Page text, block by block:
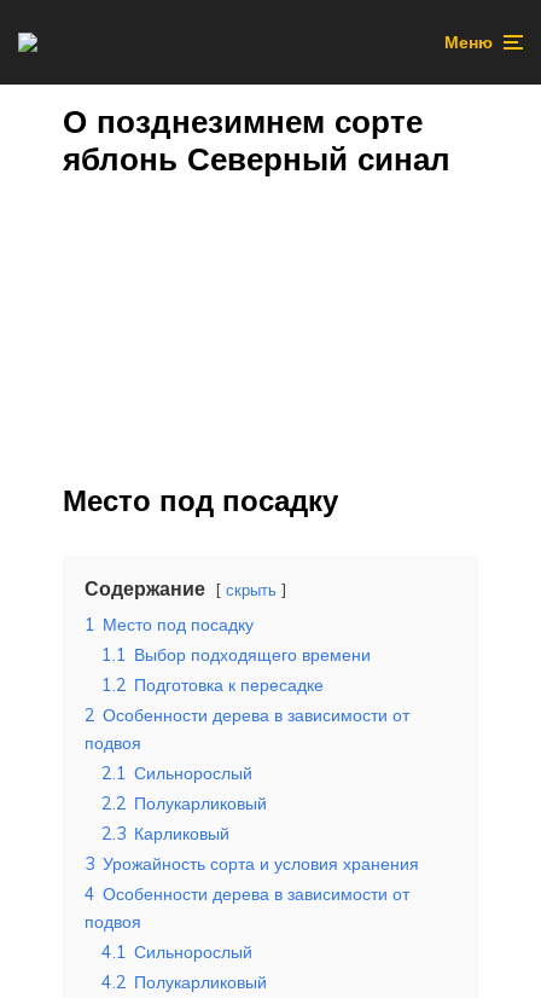
Меню
О позднезимнем сорте
яблонь Северный синал
Место под посадку
Содержание скрыть
1 Место под посадку
1.1 Выбор подходящего времени
1.2 Подготовка к пересадке
2 Особенности дерева в зависимости от
подвоя
2.1 Сильнорослый
2.2 Полукарликовый
2.3 Карликовый
3 Урожайность сорта и условия хранения
4 Особенности дерева в зависимости от
подвоя
4.1 Сильнорослый
4.2 Полукарликовый